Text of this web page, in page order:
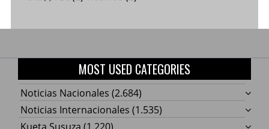
MOST USED CATEGORIES
Noticias Nacionales (2.684)
Noticias Internacionales (1.535)